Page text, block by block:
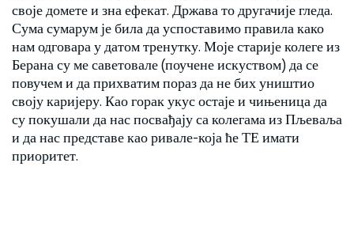
своје домете и зна ефекат. Држава то другачије гледа.
Сума сумарум је била да успоставимо правила како
нам одговара у датом тренутку. Моје старије колеге из
Берана су ме саветовале (поучене искуством) да се
повучем и да прихватим пораз да не бих уништио
своју каријеру. Као горак укус остаје и чињеница да
су покушали да нас посвађају са колегама из Пљеваља
и да нас представе као ривале-која ће ТЕ имати
приоритет.